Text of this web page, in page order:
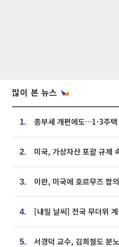
많이 본 뉴스
1.
2.
3.
4.
5.